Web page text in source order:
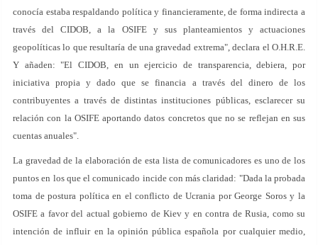
conocía estaba respaldando política y financieramente, de forma indirecta a
través del CIDOB, a la OSIFE y sus planteamientos y actuaciones
geopolíticas lo que resultaría de una gravedad extrema", declara el O.H.R.E.
Y añaden: "El CIDOB, en un ejercicio de transparencia, debiera, por
iniciativa propia y dado que se financia a través del dinero de los
contribuyentes a través de distintas instituciones públicas, esclarecer su
relación con la OSIFE aportando datos concretos que no se reflejan en sus
cuentas anuales".
La gravedad de la elaboración de esta lista de comunicadores es uno de los
puntos en los que el comunicado incide con más claridad: "Dada la probada
toma de postura política en el conflicto de Ucrania por George Soros y la
OSIFE a favor del actual gobierno de Kiev y en contra de Rusia, como su
intención de influir en la opinión pública española por cualquier medio,